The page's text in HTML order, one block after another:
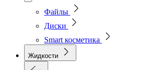
Файлы
Диски
Smart косметика
Жидкости